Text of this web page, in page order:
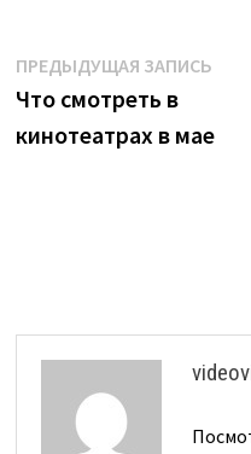
Навигация
по
записям
ПРЕДЫДУЩАЯ ЗАПИСЬ
Что смотреть в
кинотеатрах в мае